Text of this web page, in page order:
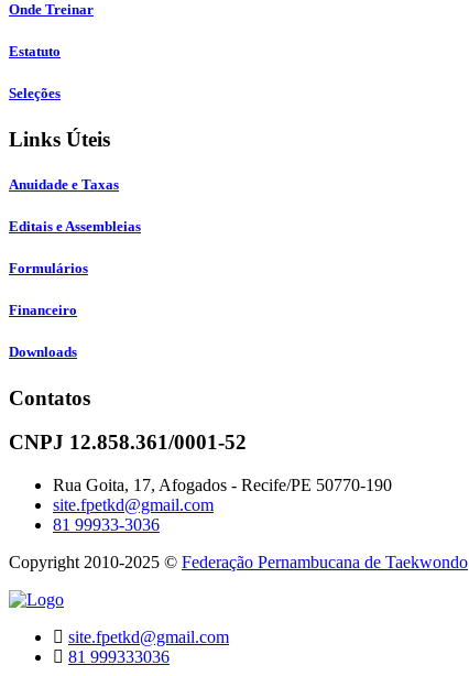
Onde Treinar
Estatuto
Seleções
Links Úteis
Anuidade e Taxas
Editais e Assembleias
Formulários
Financeiro
Downloads
Contatos
CNPJ 12.858.361/0001-52
Rua Goita, 17, Afogados - Recife/PE 50770-190
site.fpetkd@gmail.com
81 99933-3036
Copyright 2010-2025 © Federação Pernambucana de Taekwondo
site.fpetkd@gmail.com
81 999333036